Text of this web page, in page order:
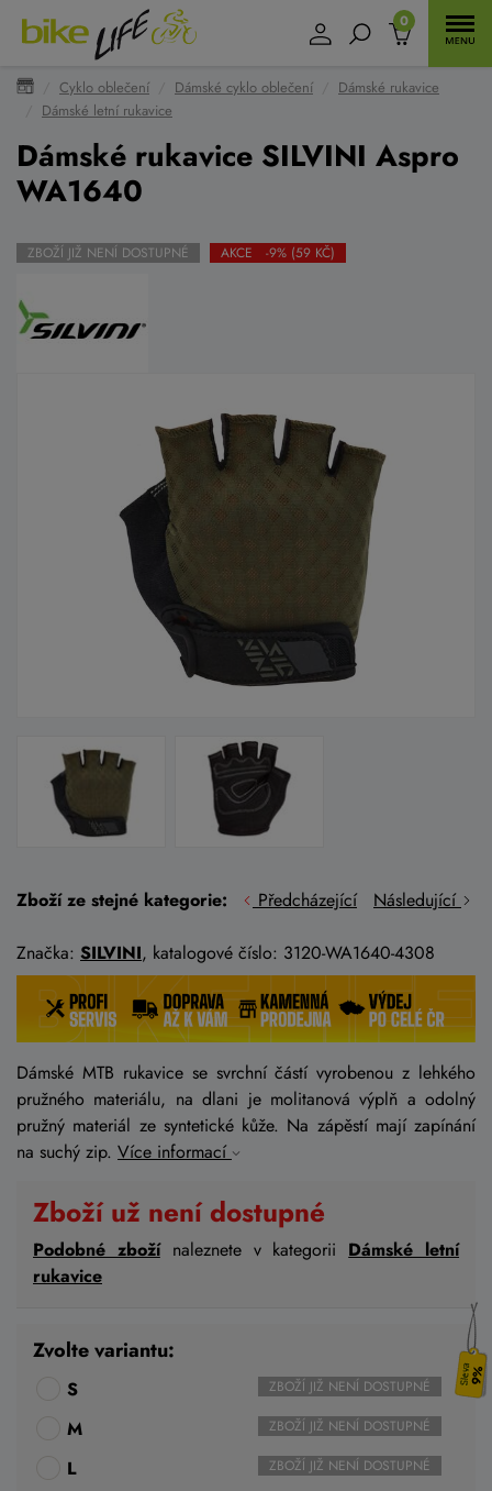
0
Cyklo oblečení Dámské cyklo oblečení
Dámské rukavice
Dámské letní rukavice
Dámské rukavice SILVINI Aspro
WA1640
ZBOŽÍ JIŽ NENÍ DOSTUPNÉ AKCE -9% (59 KČ)
Zboží ze stejné kategorie: Předcházející Následující
Značka: SILVINI, katalogové číslo: 3120-WA1640-4308
Dámské MTB rukavice se svrchní částí vyrobenou z lehkého
pružného materiálu, na dlani je molitanová výplň a odolný
pružný materiál ze syntetické kůže. Na zápěstí mají zapínání
na suchý zip. Více informací
Zboží už není dostupné
Podobné zbožínaleznete v kategorii Dámské letní
rukavice
9%
Zvolte variantu:
S ZBOŽÍ JIŽ NENÍ DOSTUPNÉ
M ZBOŽÍ JIŽ NENÍ DOSTUPNÉ
L ZBOŽÍ JIŽ NENÍ DOSTUPNÉ